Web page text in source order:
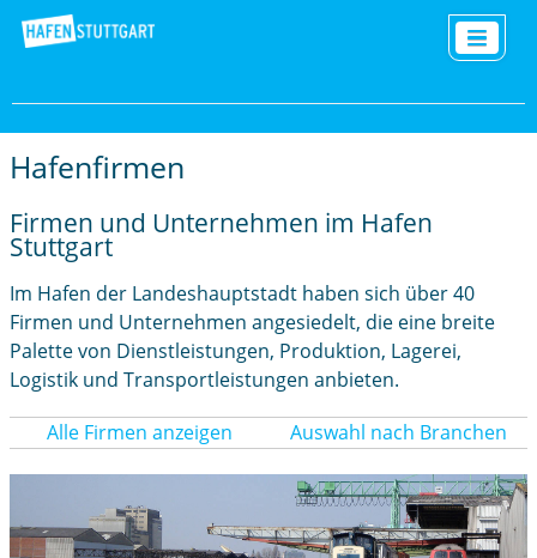
Hafenfirmen
Firmen und Unternehmen im Hafen
Stuttgart
Im Hafen der Landeshauptstadt haben sich über 40
Firmen und Unternehmen angesiedelt, die eine breite
Palette von Dienstleistungen, Produktion, Lagerei,
Logistik und Transportleistungen anbieten.
Alle Firmen anzeigen Auswahl nach Branchen